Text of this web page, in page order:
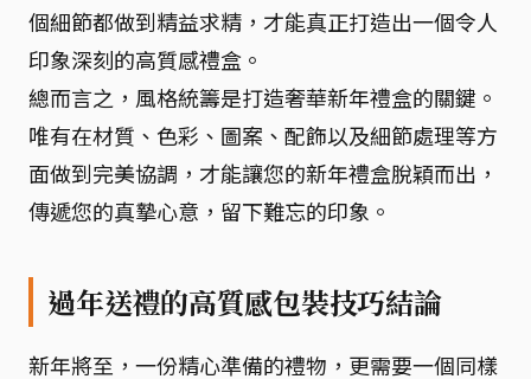
個細節都做到精益求精，才能真正打造出一個令人
印象深刻的高質感禮盒。
總而言之，風格統籌是打造奢華新年禮盒的關鍵。
唯有在材質、色彩、圖案、配飾以及細節處理等方
面做到完美協調，才能讓您的新年禮盒脫穎而出，
傳遞您的真摯心意，留下難忘的印象。
過年送禮的高質感包裝技巧結論
新年將至，一份精心準備的禮物，更需要一個同樣